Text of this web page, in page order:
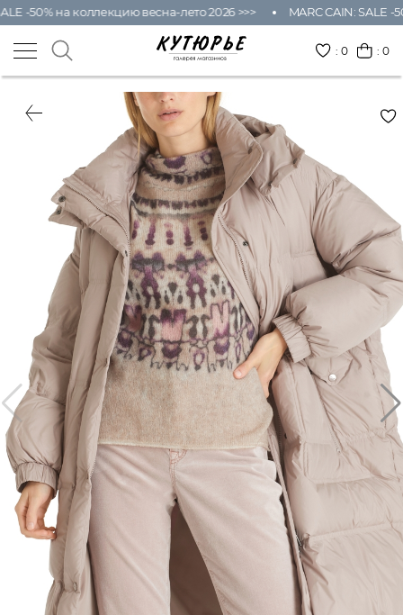
-50% на коллекцию весна-лето 2026 >>> MARC CAIN: SALE -
:0 : 0